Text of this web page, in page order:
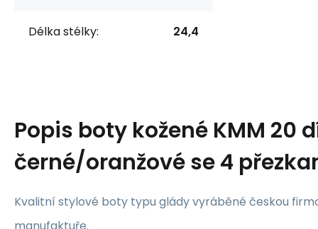
Délka stélky: 24,4
Popis boty kožené KMM 20
černé/oranžové se 4
Kvalitní stylové boty typu glády vyráběné českou
manufaktuře.